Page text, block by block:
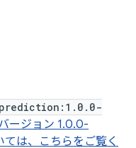
ージョン 1.0.0-
は、こちらをご覧く